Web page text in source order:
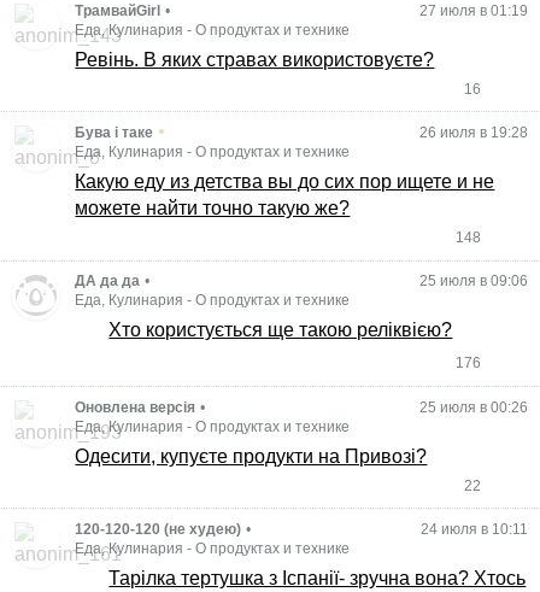
ТрамвайGirl •
27 июля в 01:19
Еда, Кулинария -О продуктах и технике
Ревінь. В яких стравах використовуєте?
16
Бува і таке •
26 июля в 19:28
Еда, Кулинария -О продуктах и технике
Какую еду из детства вы до сих пор ищете и не
можете найти точно такую же?
148
ДА да да •
25 июля в 09:06
Еда, Кулинария -О продуктах и технике
Хто користується ще такою реліквією?
176
Оновлена версія •
25 июля в 00:26
Еда, Кулинария -О продуктах и технике
Одесити, купуєте продукти на Привозі?
22
120-120-120 (не худею) •
24 июля в 10:11
Еда, Кулинария -О продуктах и технике
Тарілка тертушка з Іспанії- зручна вона? Хтось